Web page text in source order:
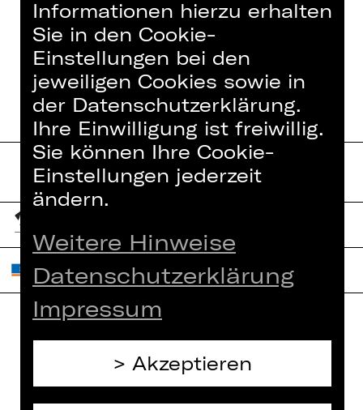
Video
Künstler*innen
Interner Bereich
ZVB/L
Informationen hierzu erhalten
Sie in den Cookie-
Einstellungen bei den
jeweiligen Cookies sowie in
der Datenschutzerklärung.
Ihre Einwilligung ist freiwillig.
Sie können Ihre Cookie-
Einstellungen jederzeit
ändern.
Weitere Hinweise
Datenschutzerklärung
Impressum
Akzeptieren